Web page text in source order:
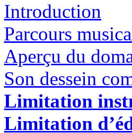
Introduction
Parcours
Aperçu du
Son dessein
Limitation
Limitation